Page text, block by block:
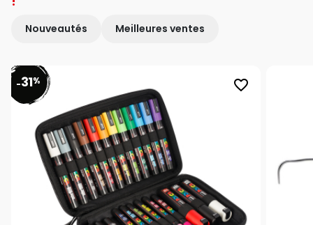
Nouveautés Meilleures ventes
favorite_border
-31%